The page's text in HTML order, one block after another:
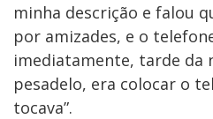
minha descrição e falou
por amizades, e o
imediatamente, tarde da
pesadelo, era colocar o
tocava”.